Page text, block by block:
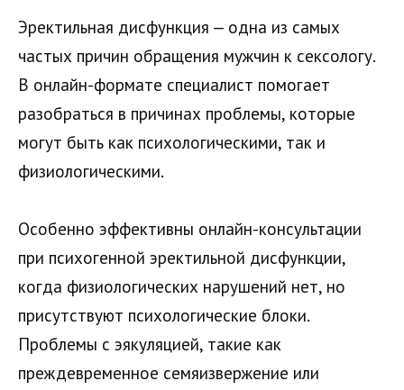
Эректильная дисфункция — одна из самых
частых причин обращения мужчин к сексологу.
В онлайн-формате специалист помогает
разобраться в причинах проблемы, которые
могут быть как психологическими, так и
физиологическими.
Особенно эффективны онлайн-консультации
при психогенной эректильной дисфункции,
когда физиологических нарушений нет, но
присутствуют психологические блоки.
Проблемы с эякуляцией, такие как
преждевременное семяизвержение или